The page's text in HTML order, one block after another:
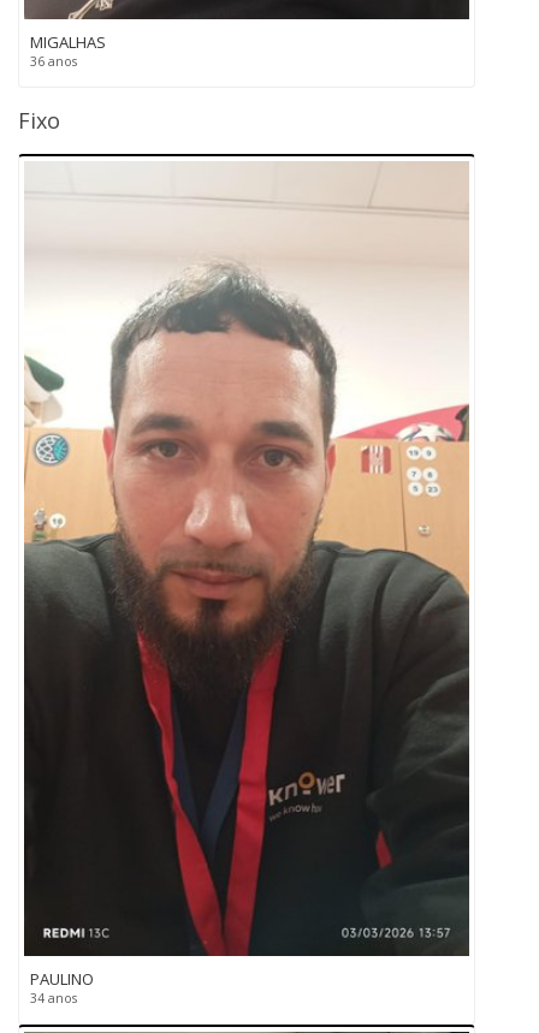
MIGALHAS
36 anos
Fixo
PAULINO
34 anos